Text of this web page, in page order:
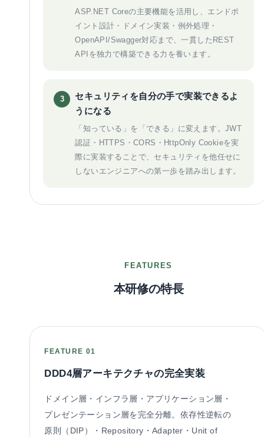
ASP.NET Coreの主要機能を活用し、エンドポ
イント設計・ドメイン実装・例外処理・
OpenAPI/Swagger対応まで、一貫したREST
APIを独力で構築できる力を養います。
3
セキュリティを自分の手で実装できるよ
うになる
「知っている」を「できる」に変えます。JWT
認証・HTTPS・CORS・HttpOnly Cookieを実
際に実装することで、セキュリティを他任せに
しないエンジニアへの第一歩を踏み出します。
FEATURES
本研修の特長
FEATURE 01
DDD4層アーキテクチャの完全実装
ドメイン層・インフラ層・アプリケーション層・
プレゼンテーション層を完全分離。依存性逆転の
原則（DIP）・Repository・Adapter・Unit of